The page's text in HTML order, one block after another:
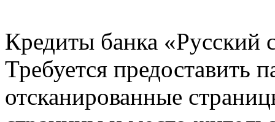
Кредиты банка «Русский
Требуется предоставить
отсканированные